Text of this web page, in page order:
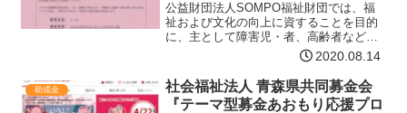
公益財団法人SOMPO福祉財団では、福
祉および文化の向上に資することを目的
に、主として障害児・者、高齢者などを
対象として活動するNPOの支援、社会福
祉の学術文献表彰、学術研究・文化活動
の助成などを実施しています。「NOP基
盤強化資金助成」で…【詳細はコチラ】
2020.08.14
助成金
社会福祉法人 青森県共同募金会
『テーマ型募金あおもり応援プロ